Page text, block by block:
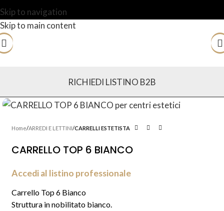
Skip to navigation
Skip to main content
RICHIEDI LISTINO B2B
Home ARREDI E LETTINI CARRELLI ESTETISTA
CARRELLO TOP 6 BIANCO
Accedi al listino professionale
Carrello Top 6 Bianco
Struttura in nobilitato bianco.